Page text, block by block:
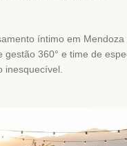
íntimo em Mendoza
gestão 360° e time de
inesquecível.